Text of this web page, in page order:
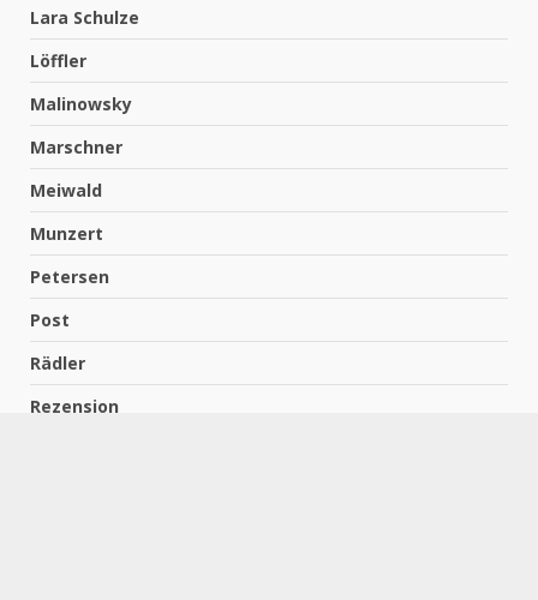
Lara Schulze
Löffler
Malinowsky
Marschner
Meiwald
Munzert
Petersen
Post
Rädler
Rezension